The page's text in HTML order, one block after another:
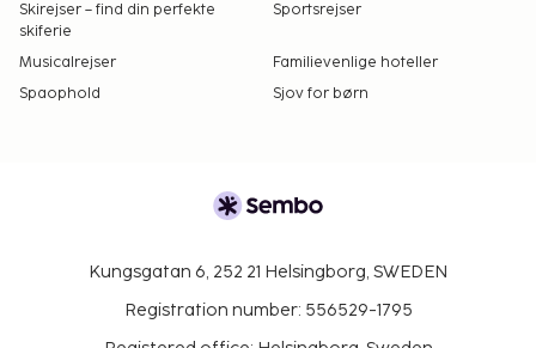
Skirejser – find din perfekte
skiferie
Sportsrejser
Musicalrejser
Familievenlige hoteller
Spaophold
Sjov for børn
Kungsgatan 6, 252 21 Helsingborg, SWEDEN
Registration number: 556529-1795